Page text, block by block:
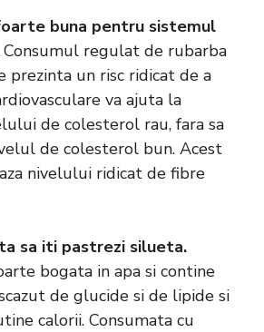
buna pentru sistemul
Consumul regulat de rubarba
prezinta un risc ridicat de a
va ajuta la
de colesterol rau, fara sa
de colesterol bun. Acest
nivelului ridicat de fibre
sa iti pastrezi silueta.
bogata in apa si contine
de glucide si de lipide si
calorii. Consumata cu